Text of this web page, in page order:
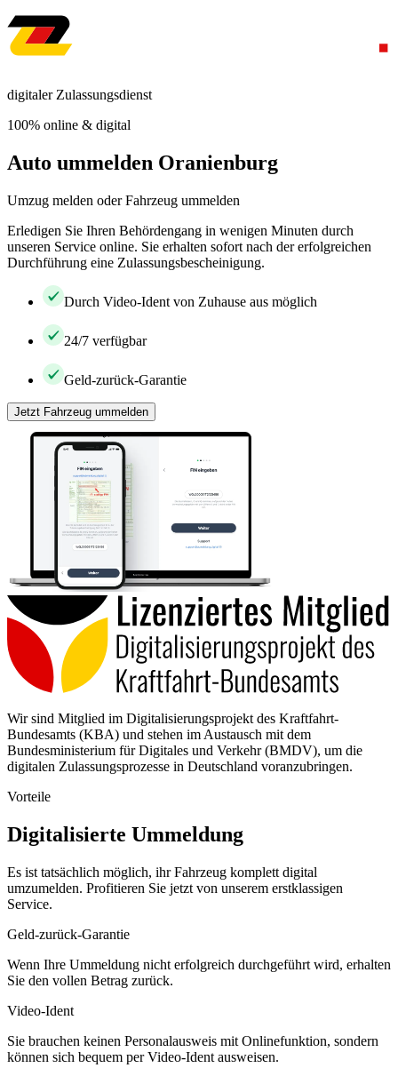
digitaler Zulassungsdienst
100% online & digital
Auto ummelden Oranienburg
Umzug melden oder Fahrzeug ummelden
Erledigen Sie Ihren Behördengang in wenigen Minuten durch
unseren Service online. Sie erhalten sofort nach der erfolgreichen
Durchführung eine Zulassungsbescheinigung.
Durch Video-Ident von Zuhause aus möglich
24/7 verfügbar
Geld-zurück-Garantie
Jetzt Fahrzeug ummelden
Wir sind Mitglied im Digitalisierungsprojekt des Kraftfahrt-
Bundesamts (KBA) und stehen im Austausch mit dem
Bundesministerium für Digitales und Verkehr (BMDV), um die
digitalen Zulassungsprozesse in Deutschland voranzubringen.
Vorteile
Digitalisierte Ummeldung
Es ist tatsächlich möglich, ihr Fahrzeug komplett digital
umzumelden. Profitieren Sie jetzt von unserem erstklassigen
Service.
Geld-zurück-Garantie
Wenn Ihre Ummeldung nicht erfolgreich durchgeführt wird, erhalten
Sie den vollen Betrag zurück.
Video-Ident
Sie brauchen keinen Personalausweis mit Onlinefunktion, sondern
können sich bequem per Video-Ident ausweisen.